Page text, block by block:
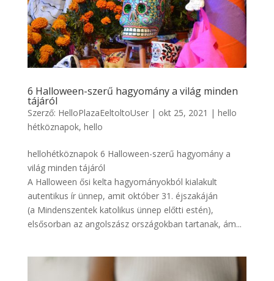
6 Halloween-szerű hagyomány a világ minden
tájáról
Szerző: HelloPlazaEeltoltoUser| okt 25, 2021 | hello
hétköznapok, hello
hellohétköznapok 6 Halloween-szerű hagyomány a
világ minden tájáról
A Halloween ősi kelta hagyományokból kialakult
autentikus ír ünnep, amit október 31. éjszakáján
(a Mindenszentek katolikus ünnep előtti estén),
elsősorban az angolszász országokban tartanak, ám...